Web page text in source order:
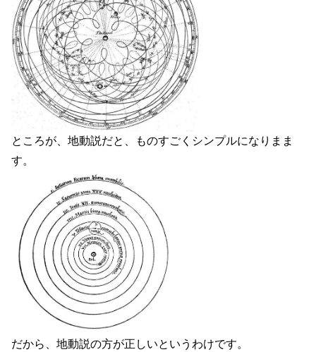
ところが、地動説だと、ものすごくシンプルになりまま
す。
だから、地動説の方が正しいというわけです。